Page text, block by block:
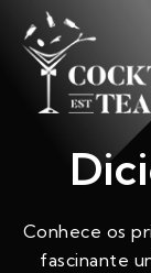
Conhece os
fascinante